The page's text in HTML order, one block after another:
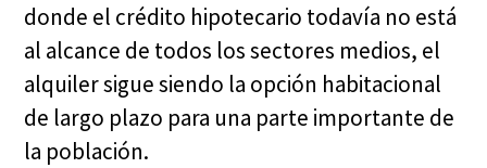
donde el crédito hipotecario todavía no está
al alcance de todos los sectores medios, el
alquiler sigue siendo la opción habitacional
de largo plazo para una parte importante de
la población.